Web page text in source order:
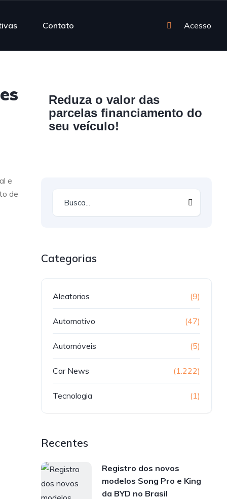
Contato Acesso
e
de
Reduza o valor das
parcelas financiamento do
seu veículo!
Categorias
Aleatorios (9)
Automotivo (47)
Automóveis (5)
Car News (1.222)
Tecnologia (1)
Recentes
Registro dos novos
modelos Song Pro e King
da BYD no Brasil